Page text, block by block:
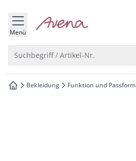
springen
springen
springen
springen
Menü zur Startseite
Suchbegriff / Artikel-Nr.
zur Startseite
Bekleidung Funktion und Passform